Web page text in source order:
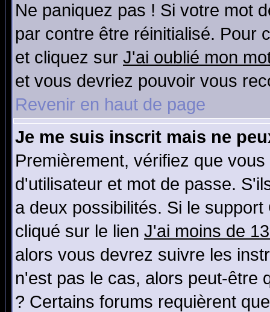
Ne paniquez pas ! Si votre mot
par contre être réinitialisé. Pour
et cliquez sur J'ai oublié mon
et vous devriez pouvoir vous
Revenir en haut de page
Je me suis inscrit mais ne
Premièrement, vérifiez que
d'utilisateur et mot de passe.
a deux possibilités. Si le
cliqué sur le lien J'ai moins de
alors vous devrez suivre les
n'est pas le cas, alors peut-être
? Certains forums requièrent